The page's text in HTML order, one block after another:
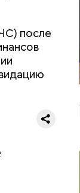
после